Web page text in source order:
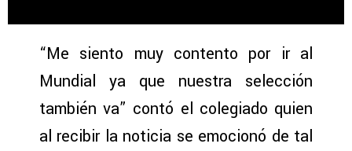
“Me siento muy contento por ir al
Mundial ya que nuestra selección
también va” contó el colegiado quien
al recibir la noticia se emocionó de tal